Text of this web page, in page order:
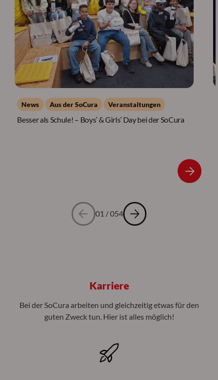
News Aus der SoCura Veranstaltungen
Besser als Schule! – Boys’ & Girls’ Day bei der SoCura
01 /054
Karriere
Bei der SoCura arbeiten und gleichzeitig etwas für den
guten Zweck tun. Hier ist alles möglich!